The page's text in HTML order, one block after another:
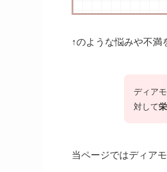
↑のような悩みや不満
ディア
対して
当ページではディア